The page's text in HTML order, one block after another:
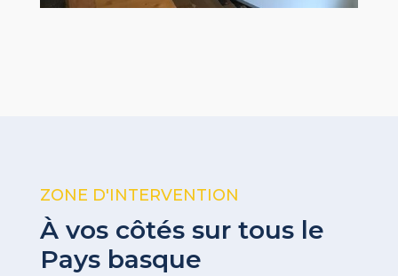
ZONE D'INTERVENTION
À vos côtés sur tous le
Pays basque